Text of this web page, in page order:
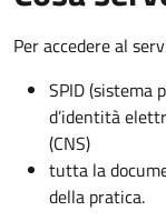
Per accedere al
SPID (sistema
d’identità
(CNS)
tutta la
della pratica.